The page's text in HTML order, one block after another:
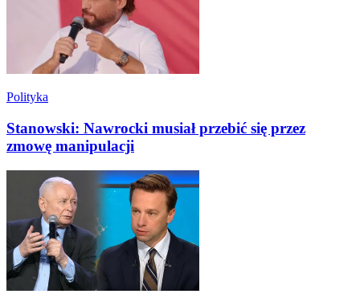
Polityka
Stanowski: Nawrocki musiał przebić się przez
zmowę manipulacji